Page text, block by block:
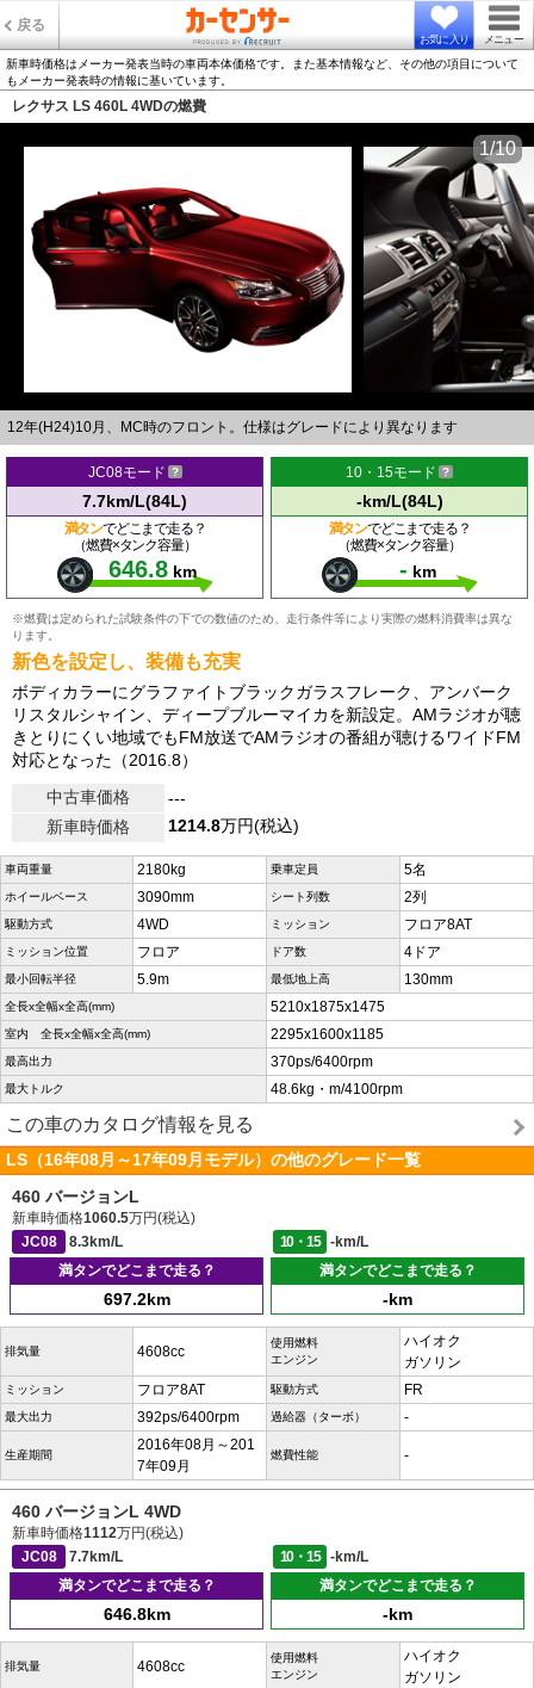
戻る
お気に入り メニュー
新車時価格はメーカー発表当時の車両本体価格です。また基本情報など、その他の項目について
もメーカー発表時の情報に基いています。
レクサス LS 460L 4WDの燃費
12年(H24)10月、MC時のフロント。仕様はグレードにより異なります
1/10
JC08モード
7.7km/L(84L)
満タンでどこまで走る？
（燃費×タンク容量）
646.8 km
10・15モード
-km/L(84L)
満タンでどこまで走る？
（燃費×タンク容量）
- km
※燃費は定められた試験条件の下での数値のため、走行条件等により実際の燃料消費率は異な
ります。
新色を設定し、装備も充実
ボディカラーにグラファイトブラックガラスフレーク、アンバーク
リスタルシャイン、ディープブルーマイカを新設定。AMラジオが聴
きとりにくい地域でもFM放送でAMラジオの番組が聴けるワイドFM
対応となった（2016.8）
中古車価格
---
新車時価格
1214.8万円(税込)
車両重量 2180kg 乗車定員 5名
ホイールベース 3090mm シート列数 2列
駆動方式 4WD ミッション フロア8AT
ミッション位置 フロア ドア数 4ドア
最小回転半径 5.9m 最低地上高 130mm
全長x全幅x全高(mm) 5210x1875x1475
室内 全長x全幅x全高(mm) 2295x1600x1185
最高出力 370ps/6400rpm
最大トルク 48.6kg・m/4100rpm
この車のカタログ情報を見る
LS（16年08月～17年09月モデル）の他のグレード一覧
460 バージョンL
新車時価格1060.5万円(税込)
JC08
8.3km/L 10・15
-km/L
満タンでどこまで走る？
697.2km
満タンでどこまで走る？
-km
排気量 4608cc
使用燃料
エンジン
ハイオク
ガソリン
ミッション フロア8AT 駆動方式 FR
最大出力 392ps/6400rpm 過給器（ターボ） -
生産期間
2016年08月～201
7年09月
燃費性能 -
460 バージョンL 4WD
新車時価格1112万円(税込)
JC08
7.7km/L 10・15
-km/L
満タンでどこまで走る？
646.8km
満タンでどこまで走る？
-km
排気量 4608cc
使用燃料
エンジン
ハイオク
ガソリン